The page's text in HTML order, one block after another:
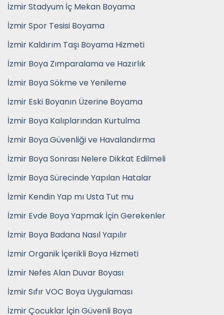
İzmir Stadyum İç Mekan Boyama
İzmir Spor Tesisi Boyama
İzmir Kaldırım Taşı Boyama Hizmeti
İzmir Boya Zımparalama ve Hazırlık
İzmir Boya Sökme ve Yenileme
İzmir Eski Boyanın Üzerine Boyama
İzmir Boya Kalıplarından Kurtulma
İzmir Boya Güvenliği ve Havalandırma
İzmir Boya Sonrası Nelere Dikkat Edilmeli
İzmir Boya Sürecinde Yapılan Hatalar
İzmir Kendin Yap mı Usta Tut mu
İzmir Evde Boya Yapmak İçin Gerekenler
İzmir Boya Badana Nasıl Yapılır
İzmir Organik İçerikli Boya Hizmeti
İzmir Nefes Alan Duvar Boyası
İzmir Sıfır VOC Boya Uygulaması
İzmir Çocuklar İçin Güvenli Boya